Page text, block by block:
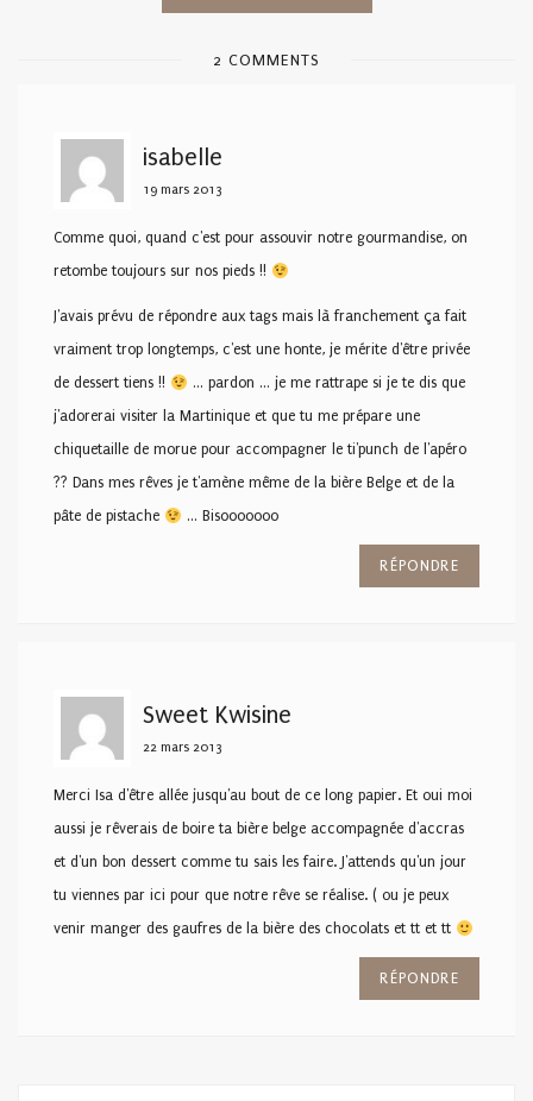
2 COMMENTS
isabelle
19 mars 2013
Comme quoi, quand c'est pour assouvir notre gourmandise, on
retombe toujours sur nos pieds !!
J'avais prévu de répondre aux tags mais là franchement ça fait
vraiment trop longtemps, c'est une honte, je mérite d'être privée
de dessert tiens !!
… pardon … je me rattrape si je te dis que
j'adorerai visiter la Martinique et que tu me prépare une
chiquetaille de morue pour accompagner le ti'punch de l'apéro
?? Dans mes rêves je t'amène même de la bière Belge et de la
pâte de pistache
… Bisooooooo
RÉPONDRE
Sweet Kwisine
22 mars 2013
Merci Isa d'être allée jusqu'au bout de ce long papier. Et oui moi
aussi je rêverais de boire ta bière belge accompagnée d'accras
et d'un bon dessert comme tu sais les faire. J'attends qu'un jour
tu viennes par ici pour que notre rêve se réalise. ( ou je peux
venir manger des gaufres de la bière des chocolats et tt et tt
RÉPONDRE